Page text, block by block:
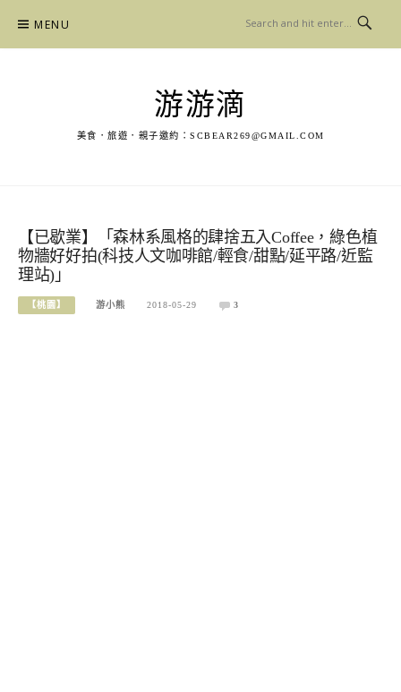
content
MENU
游游滴
美食．旅遊．親子邀約： SCBEAR269@GMAIL.COM
【已歇業】「森林系風格的肆捨五入Coffee，綠色植
物牆好好拍(科技人文咖啡館/輕食/甜點/延平路/近監
理站)」
【桃園】 游小熊 2018-05-29 3